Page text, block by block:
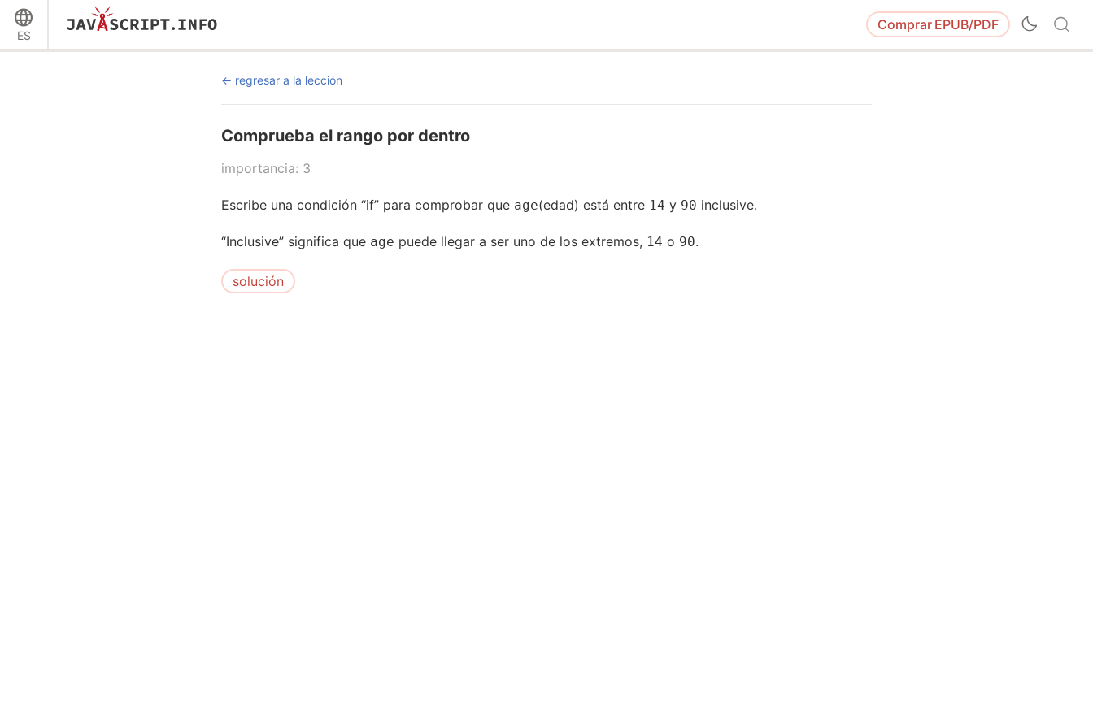
ES
Comprar EPUB/PDF
regresar a la lección
Comprueba el rango por dentro
importancia: 3
Escribe una condición “if” para comprobar que age(edad) está entre 14 y 90 inclusive.
“Inclusive” significa que age puede llegar a ser uno de los extremos, 14 o 90.
solución